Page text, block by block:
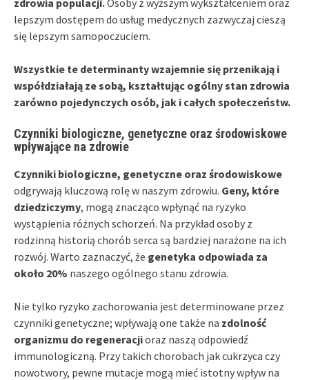
lepszym dostępem do usług medycznych zazwyczaj cieszą
się lepszym samopoczuciem.
Wszystkie te determinanty wzajemnie się przenikają i
współdziałają ze sobą, kształtując ogólny stan zdrowia
zarówno pojedynczych osób, jak i całych społeczeństw.
Czynniki biologiczne, genetyczne oraz środowiskowe
wpływające na zdrowie
Czynniki biologiczne, genetyczne oraz środowiskowe
odgrywają kluczową rolę w naszym zdrowiu. Geny, które
dziedziczymy, mogą znacząco wpłynąć na ryzyko
wystąpienia różnych schorzeń. Na przykład osoby z
rodzinną historią chorób serca są bardziej narażone na ich
rozwój. Warto zaznaczyć, że genetyka odpowiada za
około 20% naszego ogólnego stanu zdrowia.
Nie tylko ryzyko zachorowania jest determinowane przez
czynniki genetyczne; wpływają one także na zdolność
organizmu do regeneracjioraz naszą odpowiedź
immunologiczną. Przy takich chorobach jak cukrzyca czy
nowotwory, pewne mutacje mogą mieć istotny wpływ na